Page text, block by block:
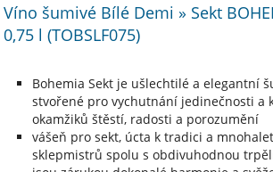
Víno šumivé Bílé Demi » Sekt
0,75 l (TOBSLF075)
Bohemia Sekt je ušlechtilé a elegantní
stvořené pro vychutnání jedinečnosti a
okamžiků štěstí, radosti a porozumění
vášeň pro sekt, úcta k tradici a
sklepmistrů spolu s obdivuhodnou